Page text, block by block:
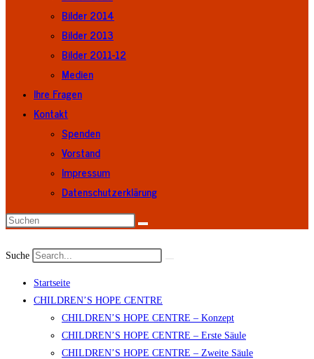
Bilder 2014
Bilder 2013
Bilder 2011-12
Medien
Ihre Fragen
Kontakt
Spenden
Vorstand
Impressum
Datenschutzerklärung
Suche
Startseite
CHILDREN’S HOPE CENTRE
CHILDREN’S HOPE CENTRE – Konzept
CHILDREN’S HOPE CENTRE – Erste Säule
CHILDREN’S HOPE CENTRE – Zweite Säule